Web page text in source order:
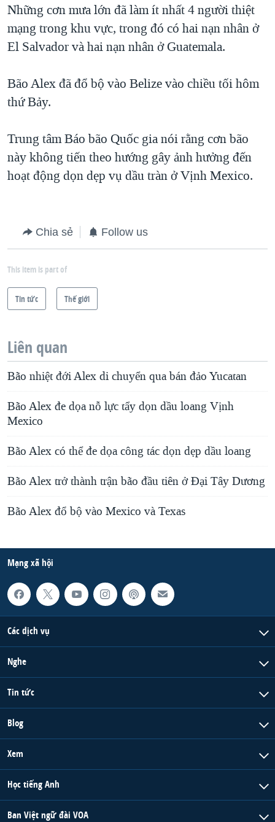
QUAN HỆ VIỆT MỸ
Những cơn mưa lớn đã làm ít nhất 4 người thiệt
mạng trong khu vực, trong đó có hai nạn nhân ở
El Salvador và hai nạn nhân ở Guatemala.
Bão Alex đã đổ bộ vào Belize vào chiều tối hôm
thứ Bảy.
Trung tâm Báo bão Quốc gia nói rằng cơn bão
này không tiến theo hướng gây ảnh hưởng đến
hoạt động dọn dẹp vụ dầu tràn ở Vịnh Mexico.
Chia sẻ Follow us
This item is part of
Tin tức Thế giới
Liên quan
Bão nhiệt đới Alex di chuyển qua bán đảo Yucatan
Bão Alex đe dọa nỗ lực tẩy dọn dầu loang Vịnh
Mexico
Bão Alex có thể đe dọa công tác dọn dẹp dầu loang
Bão Alex trở thành trận bão đầu tiên ở Đại Tây Dương
Bão Alex đổ bộ vào Mexico và Texas
Mạng xã hội
Các dịch vụ
Nghe
Tin tức
Blog
Xem
Học tiếng Anh
Ban Việt ngữ đài VOA